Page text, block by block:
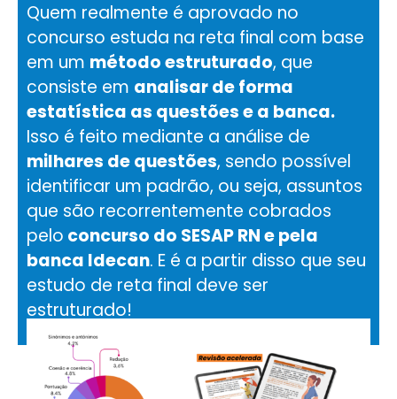
Quem realmente é aprovado no
concurso estuda na reta final com base
em um método estruturado, que
consiste em analisar de forma
estatística as questões e a banca.
Isso é feito mediante a análise de
milhares de questões, sendo possível
identificar um padrão, ou seja, assuntos
que são recorrentemente cobrados
pelo concurso do SESAP RN e pela
banca Idecan. E é a partir disso que seu
estudo de reta final deve ser
estruturado!